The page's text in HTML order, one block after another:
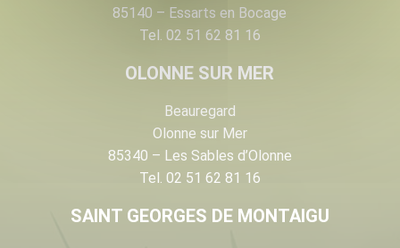
85140 – Essarts en Bocage
Tel. 02 51 62 81 16
OLONNE SUR MER
Beauregard
Olonne sur Mer
85340 – Les Sables d’Olonne
Tel. 02 51 62 81 16
SAINT GEORGES DE MONTAIGU